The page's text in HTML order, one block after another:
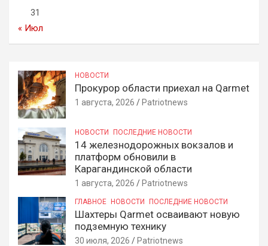
31
« Июл
НОВОСТИ
Прокурор области приехал на Qarmet
1 августа, 2026 Patriotnews
НОВОСТИ ПОСЛЕДНИЕ НОВОСТИ
14 железнодорожных вокзалов и
платформ обновили в
Карагандинской области
1 августа, 2026 Patriotnews
ГЛАВНОЕ НОВОСТИ ПОСЛЕДНИЕ НОВОСТИ
Шахтеры Qarmet осваивают новую
подземную технику
30 июля, 2026 Patriotnews